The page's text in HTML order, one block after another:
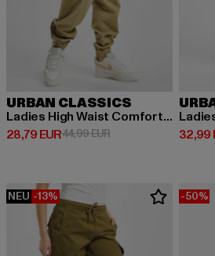
URBAN CLASSICS
Ladies High Waist Comfort Jogging
28,79 EUR
Derzeitiger Preis: 28,79 EUR
44,99 EURAktionspreis: 44,99
32,99
NEU -13% -50%